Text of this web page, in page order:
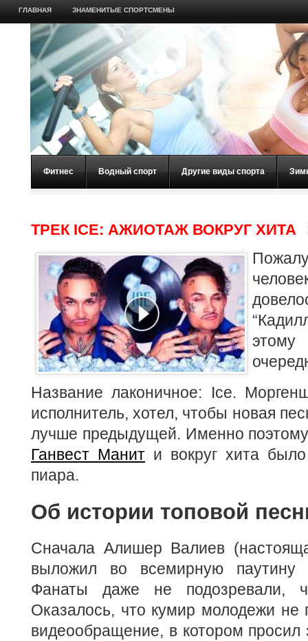
ГЛАВНАЯ ЗНАМЕНИТЫЕ СПОРТСМЕНЫ
Фитнес Водный спорт Другие виды спорта
ТРЕК ICE: АЖИОТАЖ ВОКРУГ ХИТА
Название лаконичное: Ice.
исполнитель, хотел, чтобы новая
лучше предыдущей. Именно
Ганвест Манит и вокруг хита
пиара.
Об истории топовой
Сначала Алишер Валиев
выложил во всемирную паутину
Фанаты даже не подозревали,
Оказалось, что кумир молодежи не
видеообращение, в котором просил